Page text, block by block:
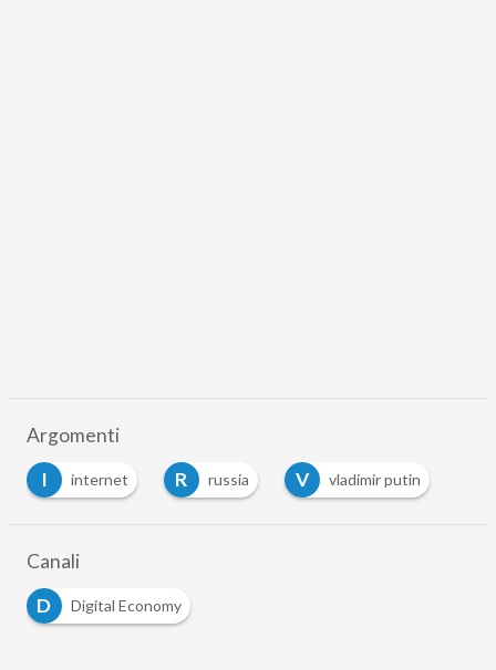
Argomenti
I
internet R russia V vladimir putin
Canali
D
Digital Economy